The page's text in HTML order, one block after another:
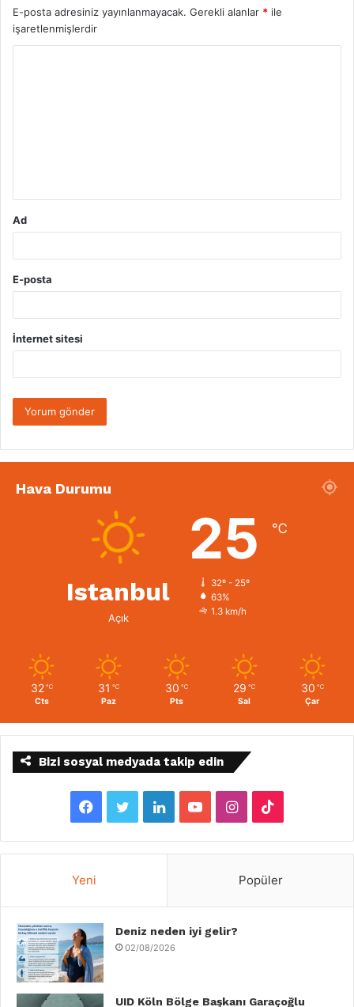
E-posta adresiniz yayınlanmayacak. Gerekli alanlar * ile
işaretlenmişlerdir
Ad
E-posta
İnternet sitesi
Hava Durumu
Istanbul
Açık
25 ℃
32º - 25º
63%
1.3 km/h
32 ℃
Cts
31 ℃
Paz
30 ℃
Pts
29 ℃
Sal
30 ℃
Çar
Bizi sosyal medyada takip edin
a
b
o
o
w
t
r
L
i
e
I
o
u
e
I
n
r
i
Yeni Popüler
Deniz neden iyi gelir?
02/08/2026
UID Köln Bölge Başkanı Garaçoğlu